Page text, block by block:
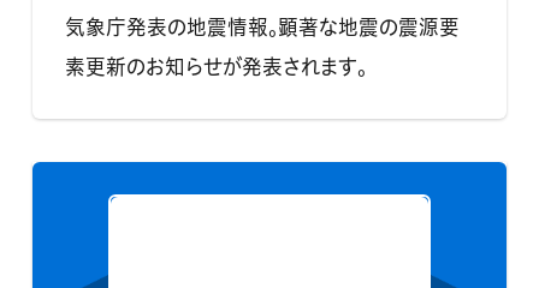
気象庁発表の地震情報。顕著な地震の震源要
素更新のお知らせが発表されます。